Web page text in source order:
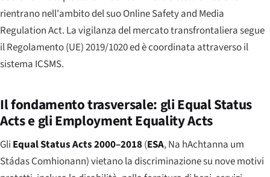
rientrano nell'ambito del suo Online Safety and Media
Regulation Act. La vigilanza del mercato transfrontaliera segue
il Regolamento (UE) 2019/1020 ed è coordinata attraverso il
sistema ICSMS.
Il fondamento trasversale: gli Equal Status
Acts e gli Employment Equality Acts
Gli Equal Status Acts 2000–2018(ESA,Na hAchtanna um
Stádas Comhionann) vietano la discriminazione su nove motivi